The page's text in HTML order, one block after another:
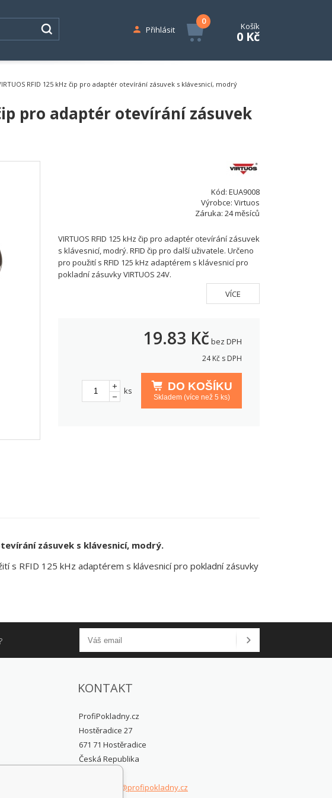
0 Košík
0 Kč
Přihlásit
RFID 125 kHz čip pro adaptér otevírání zásuvek s klávesnicí, modrý
pro adaptér otevírání zásuvek
Kód: EUA9008
Výrobce: Virtuos
Záruka: 24 měsíců
VIRTUOS RFID 125 kHz čip pro adaptér otevírání zásuvek
s klávesnicí, modrý. RFID čip pro další uživatele. Určeno
pro použití s RFID 125 kHz adaptérem s klávesnicí pro
pokladní zásuvky VIRTUOS 24V.
VÍCE
19.83 Kčbez DPH
24Kč s DPH
DO KOŠÍKU
Skladem (více než 5 ks)
ks
zásuvek s klávesnicí, modrý.
s RFID 125 kHz adaptérem s klávesnicí pro pokladní zásuvky
KONTAKT
ProfiPokladny.cz
Hostěradice 27
671 71 Hostěradice
Česká Republika
posinfo@profipokladny.cz